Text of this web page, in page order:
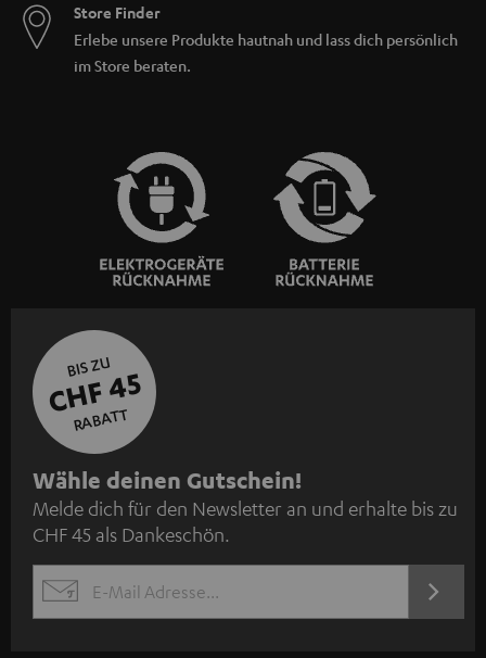
Store Finder
Erlebe unsere Produkte hautnah und lass dich persönlich
im Store beraten.
BIS ZU
CHF 45
RABATT
N
e
w
s
l
Wähle deinen Gutschein!
Melde dich für den Newsletter an und erhalte bis zu
CHF 45 als Dankeschön.
EMAIL
JETZT